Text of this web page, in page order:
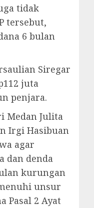
tidak
tersebut,
6 bulan
Siregar
juta
penjara.
Medan Julita
Irgi Hasibuan
agar
dan denda
kurungan
unsur
Pasal 2 Ayat